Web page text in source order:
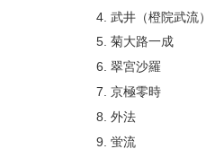
武井（橙院武流）
菊大路一成
翠宮沙羅
京極零時
外法
蛍流